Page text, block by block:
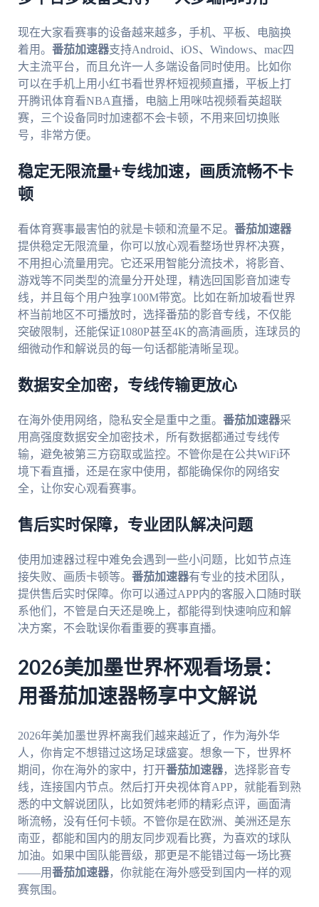
现在大家看赛事的设备越来越多，手机、平板、电脑换
着用。 番茄加速器支持Android、iOS、Windows、mac四
大主流平台，而且允许一人多端设备同时使用。比如你
可以在手机上用小红书看世界杯短视频直播，平板上打
开腾讯体育看NBA直播，电脑上用咪咕视频看英超联
赛，三个设备同时加速都不会卡顿，不用来回切换账
号，非常方便。
稳定无限流量+专线加速，画质流畅不卡
顿
看体育赛事最害怕的就是卡顿和流量不足。 番茄加速器
提供稳定无限流量，你可以放心观看整场世界杯决赛，
不用担心流量用完。它还采用智能分流技术，将影音、
游戏等不同类型的流量分开处理，精选回国影音加速专
线，并且每个用户独享100M带宽。比如在新加坡看世界
杯当前地区不可播放时，选择番茄的影音专线，不仅能
突破限制，还能保证1080P甚至4K的高清画质，连球员的
细微动作和解说员的每一句话都能清晰呈现。
数据安全加密，专线传输更放心
在海外使用网络，隐私安全是重中之重。 番茄加速器采
用高强度数据安全加密技术，所有数据都通过专线传
输，避免被第三方窃取或监控。不管你是在公共WiFi环
境下看直播，还是在家中使用，都能确保你的网络安
全，让你安心观看赛事。
售后实时保障，专业团队解决问题
使用加速器过程中难免会遇到一些小问题，比如节点连
接失败、画质卡顿等。 番茄加速器有专业的技术团队，
提供售后实时保障。你可以通过APP内的客服入口随时联
系他们，不管是白天还是晚上，都能得到快速响应和解
决方案，不会耽误你看重要的赛事直播。
2026美加墨世界杯观看场景：
用番茄加速器畅享中文解说
2026年美加墨世界杯离我们越来越近了，作为海外华
人，你肯定不想错过这场足球盛宴。想象一下，世界杯
期间，你在海外的家中，打开番茄加速器，选择影音专
线，连接国内节点。然后打开央视体育APP，就能看到熟
悉的中文解说团队，比如贺炜老师的精彩点评，画面清
晰流畅，没有任何卡顿。不管你是在欧洲、美洲还是东
南亚，都能和国内的朋友同步观看比赛，为喜欢的球队
加油。如果中国队能晋级，那更是不能错过每一场比赛
——用番茄加速器，你就能在海外感受到国内一样的观
赛氛围。